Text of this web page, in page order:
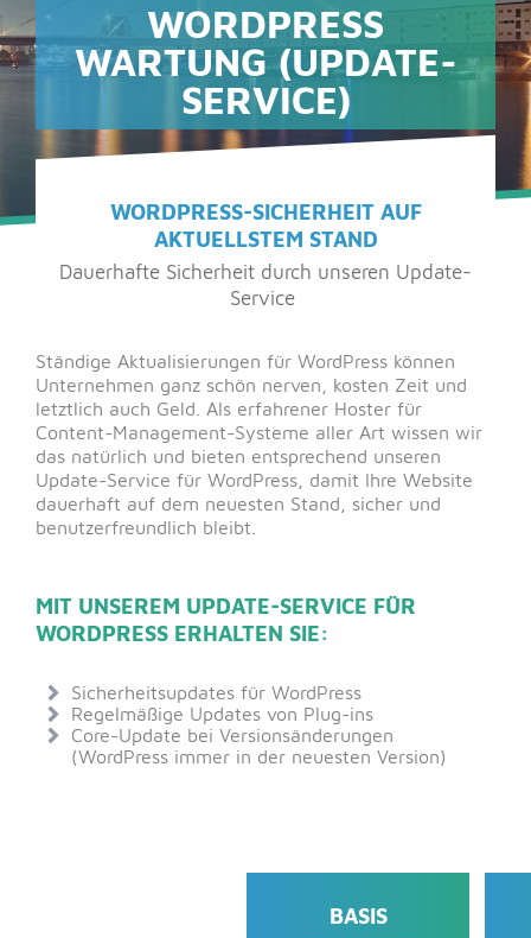
WORDPRESS
WARTUNG (UPDATE-
SERVICE)
WORDPRESS-SICHERHEIT AUF
AKTUELLSTEM STAND
Dauerhafte Sicherheit durch unseren Update-
Service
Ständige Aktualisierungen für WordPress können
Unternehmen ganz schön nerven, kosten Zeit und
letztlich auch Geld. Als erfahrener Hoster für
Content-Management-Systeme aller Art wissen wir
das natürlich und bieten entsprechend unseren
Update-Service für WordPress, damit Ihre Website
dauerhaft auf dem neuesten Stand, sicher und
benutzerfreundlich bleibt.
MIT UNSEREM UPDATE-SERVICE FÜR
WORDPRESS ERHALTEN SIE:
Sicherheitsupdates für WordPress
Regelmäßige Updates von Plug-ins
Core-Update bei Versionsänderungen
(WordPress immer in der neuesten Version)
BASIS